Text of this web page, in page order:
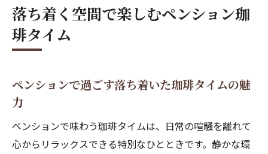
落ち着く空間で楽しむペンション珈
琲タイム
ペンションで過ごす落ち着いた珈琲タイムの魅
力
ペンションで味わう珈琲タイムは、日常の喧騒を離れて
心からリラックスできる特別なひとときです。静かな環